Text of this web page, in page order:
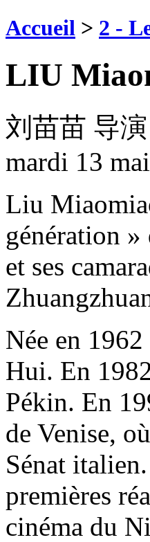
Accueil > 2 -
LIU
刘苗苗 导演
mardi 13
Liu
génération
et ses
Née en
Hui. En
Pékin. En
de Venise,
Sénat
premières
cinéma du